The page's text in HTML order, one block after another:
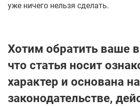
уже ничего нельзя сделать.
Хотим обратить ваше
что статья носит
характер и основана на
законодательстве,